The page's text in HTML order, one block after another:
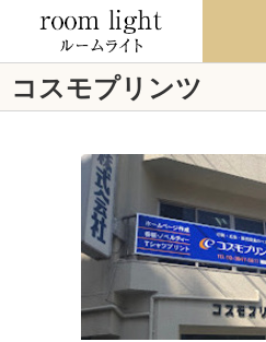
コスモプリンツ